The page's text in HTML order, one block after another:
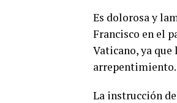
Es dolorosa y
Francisco en el
Vaticano, ya que
arrepentimiento.
La instrucción